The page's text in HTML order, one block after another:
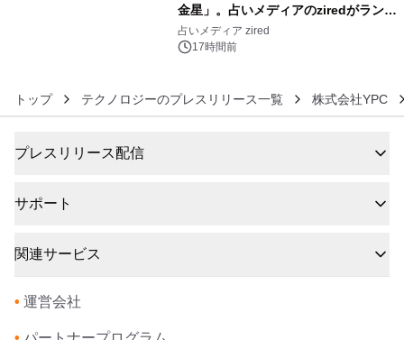
金星」。占いメディアのziredがランキ
ングを発表
占いメディア zired
17時間前
トップ テクノロジーのプレスリリース一覧 株式会社YPC
プレスリリース配信
サポート
関連サービス
• 運営会社